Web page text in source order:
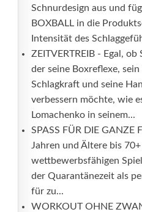
Schnurdesign aus und
BOXBALL in die
Intensität des
ZEITVERTREIB - Egal,
der seine Boxreflexe,
Schlagkraft und seine
verbessern möchte, wie
Lomachenko in seinem...
SPASS FÜR DIE GANZE
Jahren und Ältere bis
wettbewerbsfähigen
der Quarantänezeit als
für zu...
WORKOUT OHNE